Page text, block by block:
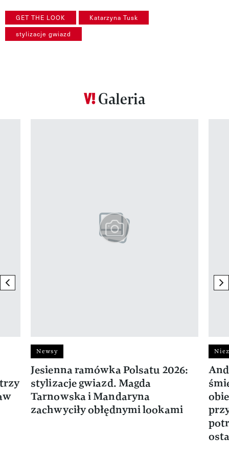
GET THE LOOK Katarzyna Tusk
stylizacje gwiazd
Galeria
previous element
Newsy
Jesienna ramówka Polsatu 2026:
stylizacje gwiazd. Magda
Tarnowska i Mandaryna
zachwyciły obłędnymi lookami